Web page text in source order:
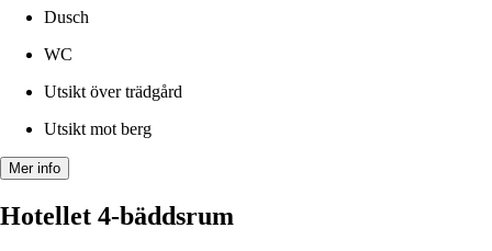
Dusch
WC
Utsikt över trädgård
Utsikt mot berg
Mer info
Hotellet 4-bäddsrum